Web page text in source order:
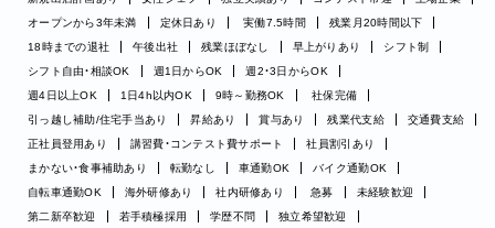
オープンから3年未満
定休日あり 実働7.5時間
残業月20時間以下
18時までの退社
午後出社 残業ほぼなし 早上がりあり
シフト制
シフト自由・相談OK
週1日からOK
週2・3日からOK
週4日以上OK
1日4h以内OK 9時～勤務OK
社保完備
引っ越し補助/住宅手当あり
昇給あり 賞与あり 残業代支給
交通費支給
正社員登用あり
講習費・コンテスト費サポート
社員割引あり
まかない・食事補助あり
転勤なし 車通勤OK
バイク通勤OK
自転車通勤OK
海外研修あり 社内研修あり 急募
未経験歓迎
第二新卒歓迎
若手積極採用 学歴不問
独立希望歓迎